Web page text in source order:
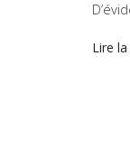
Lire